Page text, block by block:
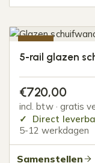
5-rail glazen
€720,00
incl. btw · gratis
Direct
5-12 werkdagen
Samenstellen